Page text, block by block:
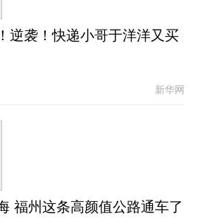
逆袭！快递小哥于洋洋又买
新华网
福州这条高颜值公路通车了